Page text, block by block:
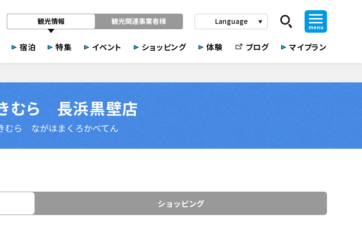
観光情報 観光関連事業者様 Language play_arrow
menu
宿泊 特集 イベント ショッピング 体験 ブログ マイプラン
むら 長浜黒壁店
むら ながはまくろかべてん
ショッピング